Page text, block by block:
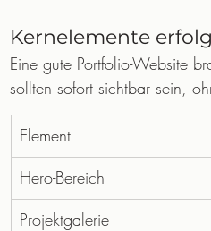
Kernelemente
Eine gute Portfolio-Website
sollten sofort sichtbar sein,
Element
Hero-Bereich
Projektgalerie